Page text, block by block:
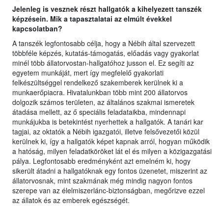
Jelenleg is vesznek részt hallgatók a kihelyezett tanszék
képzésein. Mik a tapasztalatai az elmúlt évekkel
kapcsolatban?
A tanszék legfontosabb célja, hogy a Nébih által szervezett
többféle képzés, kutatás-támogatás, előadás vagy gyakorlat
minél több állatorvostan-hallgatóhoz jusson el. Ez segíti az
egyetem munkáját, mert így megfelelő gyakorlati
felkészültséggel rendelkező szakemberek kerülnek ki a
munkaerőpiacra. Hivatalunkban több mint 200 állatorvos
dolgozik számos területen, az általános szakmai ismeretek
átadása mellett, az ő speciális feladataikba, mindennapi
munkájukba is betekintést nyerhettek a hallgatók. A tanári kar
tagjai, az oktatók a Nébih igazgatói, illetve felsővezetői közül
kerülnek ki, így a hallgatók képet kapnak arról, hogyan működik
a hatóság, milyen feladatköröket lát el és milyen a közigazgatási
pálya. Legfontosabb eredményként azt emelném ki, hogy
sikerült átadni a hallgatóknak egy fontos üzenetet, miszerint az
állatorvosnak, mint szakmának még mindig nagyon fontos
szerepe van az élelmiszerlánc-biztonságban, megőrizve ezzel
az állatok és az emberek egészségét.